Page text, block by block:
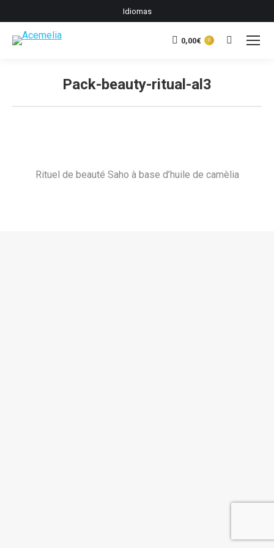
Idiomas
0,00€ 0 Buscar:
Pack-beauty-ritual-al3
Rituel de beauté Saho à base d’huile de camèlia